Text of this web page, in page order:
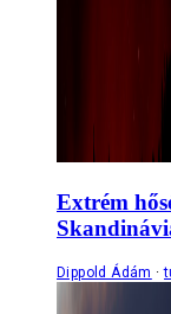
Extrém
Dippold Ádám